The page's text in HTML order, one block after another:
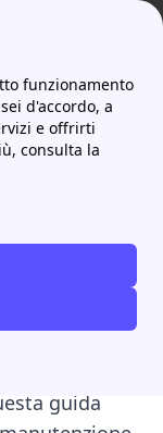
funzionamento
d'accordo, a
e offrirti
consulta la
informazioni
è
ed
guida